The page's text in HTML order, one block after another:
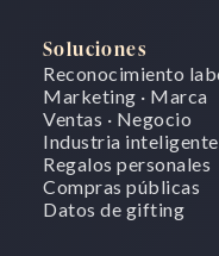
Soluciones
Reconocimiento
Marketing · Marca
Ventas · Negocio
Industria inteligente
Regalos personales
Compras públicas
Datos de gifting